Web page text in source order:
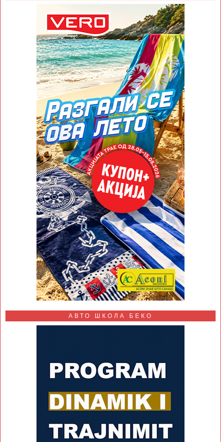
АВТО ШКОЛА БЕКО